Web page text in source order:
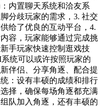
内置聊天系统和洽友系
分歧玩家的需求，3. 社交
给了优良的互动平台，4.
容，玩家能够通过完成挑
手玩家快速控制逛戏技
统可以或许按照玩家的
伴侣、分享角逐、配合提
：设有丰硕的成绩和排行
择，确保每场角逐都充满
队加入角逐，还有丰硕的